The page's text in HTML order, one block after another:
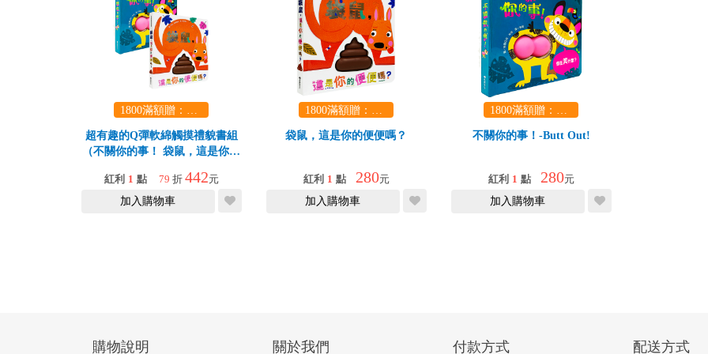
1800滿額贈：口袋玩具一份（隨機出貨） (summer read)
超有趣的Q彈軟綿觸摸禮貌書組
（不關你的事！ 袋鼠，這是你的
紅利 1 點 79 折 442元
加入購物車
1800滿額贈：口袋玩具一份（隨機出貨） (summer read)
袋鼠，這是你的便便嗎？
紅利 1 點 280元
加入購物車
1800滿額贈：口袋玩具一份（隨機出貨） (summer read)
不關你的事！-Butt Out!
紅利 1 點 280元
加入購物車
購物說明 關於我們 付款方式 配送方式